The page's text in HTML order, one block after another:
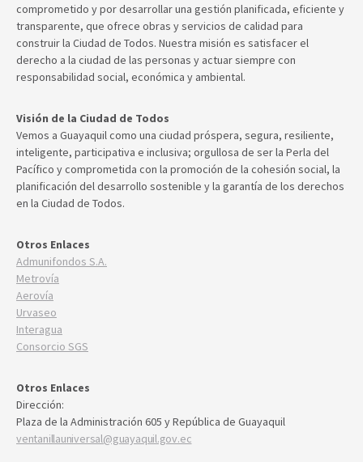
comprometido y por desarrollar una gestión planificada, eficiente y
transparente, que ofrece obras y servicios de calidad para
construir la Ciudad de Todos. Nuestra misión es satisfacer el
derecho a la ciudad de las personas y actuar siempre con
responsabilidad social, económica y ambiental.
Visión de la Ciudad de Todos
Vemos a Guayaquil como una ciudad próspera, segura, resiliente,
inteligente, participativa e inclusiva; orgullosa de ser la Perla del
Pacífico y comprometida con la promoción de la cohesión social, la
planificación del desarrollo sostenible y la garantía de los derechos
en la Ciudad de Todos.
Otros Enlaces
Admunifondos S.A.
Metrovía
Aerovía
Urvaseo
Interagua
Consorcio SGS
Otros Enlaces
Dirección:
Plaza de la Administración 605 y República de Guayaquil
ventanillauniversal@guayaquil.gov.ec